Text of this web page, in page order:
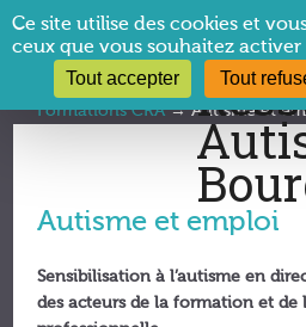
Vous êtes ici :CRA Bourgogne→
Formations CRA→Autisme et
Autisme et emploi
Sensibilisation à l’autisme en
des acteurs de la formation et de
Panneau de gestion des cookies
Ce site utilise des cookies et
ceux que vous souhaitez activer
Tout accepter Tout